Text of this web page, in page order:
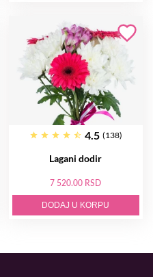
4.5 (138)
Lagani dodir
7 520.00 RSD
DODAJ U KORPU